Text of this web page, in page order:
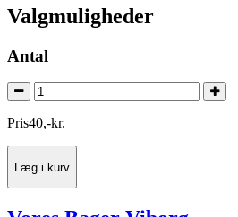
Valgmuligheder
Antal
Pris40,-kr.
Læg i kurv